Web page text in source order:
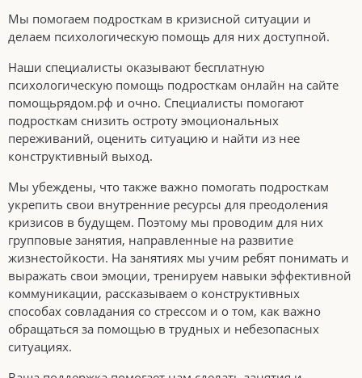
Мы помогаем подросткам в кризисной ситуации и
делаем психологическую помощь для них доступной.
Наши специалисты оказывают бесплатную
психологическую помощь подросткам онлайн на сайте
помощьрядом.рф и очно. Специалисты помогают
подросткам снизить остроту эмоциональных
переживаний, оценить ситуацию и найти из нее
конструктивный выход.
Мы убеждены, что также важно помогать подросткам
укрепить свои внутренние ресурсы для преодоления
кризисов в будущем. Поэтому мы проводим для них
групповые занятия, направленные на развитие
жизнестойкости. На занятиях мы учим ребят понимать и
выражать свои эмоции, тренируем навыки эффективной
коммуникации, рассказываем о конструктивных
способах совладания со стрессом и о том, как важно
обращаться за помощью в трудных и небезопасных
ситуациях.